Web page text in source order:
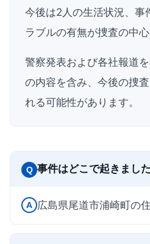
今後は2人の生活状況、事
ラブルの有無が捜査の中心
警察発表および各社報道
の内容を含み、今後の捜
れる可能性があります。
Q 事件はどこで起きまし
A 広島県尾道市浦崎町の